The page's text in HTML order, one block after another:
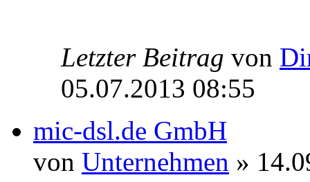
Letzter Beitrag von
05.07.2013 08:55
mic-dsl.de GmbH
von Unternehmen »